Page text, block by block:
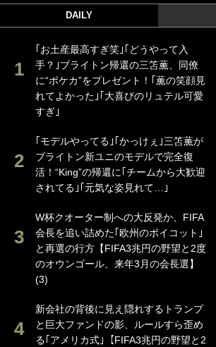
DAILY
｢お土産最高すぎ笑｣｢どうやって入
手？｣ブライトン帰還の三笘薫、同僚
に“ポケカ”をプレゼント！｢薫の笑顔見
れてよかった｣｢大喜びのリュテル可愛
すぎ｣
｢モデルやってる｣｢かっけぇ｣三笘薫が
ブライトン新ユニのモデルで完全復
活！“King”の帰還に｢チームから大歓迎
されてる｣｢元気な姿見れて…｣
W杯クオーター制への大反発か、FIFA
会長を追い詰めた｢欧州のボイコット｣
と再選の行方【FIFA3兆円の野望と2度
のオウンゴール、来年3月の会長選】
(3)
新会社の背後に見え隠れするトランプ
と巨大ファンドの影、ルールすら歪め
る｢アメリカ式｣【FIFA3兆円の野望と2